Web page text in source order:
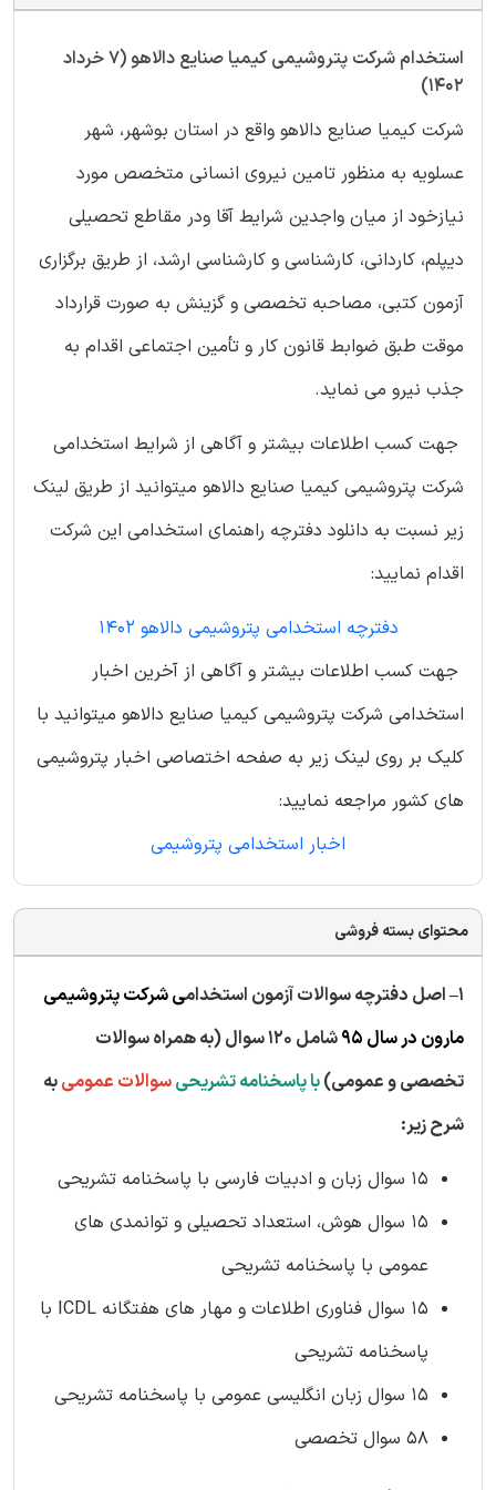
استخدام شرکت پتروشیمی کیمیا صنایع دالاهو (7 خرداد
1402)
شرکت کیمیا صنایع دالاهو واقع در استان بوشهر، شهر
عسلویه به منظور تامین نیروی انسانی متخصص مورد
نیازخود از میان واجدین شرایط آقا ودر مقاطع تحصیلی
دیپلم، کاردانی، کارشناسی و کارشناسی ارشد، از طریق برگزاری
آزمون کتبی، مصاحبه تخصصی و گزینش به صورت قرارداد
موقت طبق ضوابط قانون کار و تأمین اجتماعی اقدام به
جذب نیرو می نماید.
جهت کسب اطلاعات بیشتر و آگاهی از شرایط استخدامی
شرکت پتروشیمی کیمیا صنایع دالاهو میتوانید از طریق لینک
زیر نسبت به دانلود دفترچه راهنمای استخدامی این شرکت
اقدام نمایید:
دفترچه استخدامی پتروشیمی دالاهو 1402
جهت کسب اطلاعات بیشتر و آگاهی از آخرین اخبار
استخدامی شرکت پتروشیمی کیمیا صنایع دالاهو میتوانید با
کلیک بر روی لینک زیر به صفحه اختصاصی اخبار پتروشیمی
های کشور مراجعه نمایید:
اخبار استخدامی پتروشیمی
محتوای بسته فروشی
1– اصل دفترچه سوالات آزمون استخدام
ی شرکت پتروشیمی
مارون در سال ۹5
شامل 120 سوال (به همراه سوالات
تخصصی و عمومی)با پاسخنامه تشریحیسوالات عمومیبه
شرح زیر:
15 سوال زبان و ادبیات فارسی با پاسخنامه تشریحی
15 سوال هوش، استعداد تحصیلی و توانمدی های
عمومی با پاسخنامه تشریحی
15 سوال فناوری اطلاعات و مهار های هفتگانه ICDL با
پاسخنامه تشریحی
15 سوال زبان انگلیسی عمومی با پاسخنامه تشریحی
58 سوال تخصصی